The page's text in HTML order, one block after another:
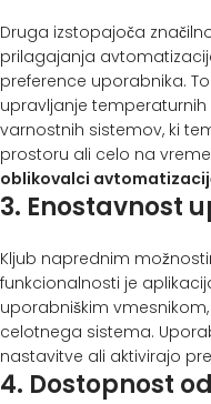
Druga izstopajoča
prilagajanja
preference uporabnika.
upravljanje temperaturnih
varnostnih sistemov, ki
prostoru ali celo na
oblikovalci
3. Enostavnost
Kljub naprednim
funkcionalnosti je
uporabniškim
celotnega sistema.
nastavitve ali aktivirajo
4. Dostopnost